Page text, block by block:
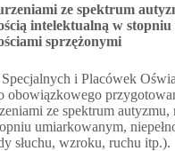
ze spektrum
intelektualną w
sprzężonymi
Specjalnych i Placówek
obowiązkowego
ze spektrum autyzmu,
umiarkowanym,
słuchu, wzroku, ruchu itp.).